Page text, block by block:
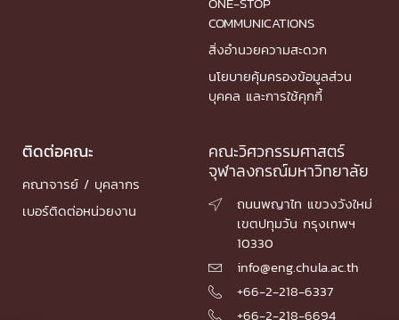
COMMUNICATIONS
สิ่งอำนวยความสะดวก
นโยบายคุ้มครองข้อมูลส่วน
บุคคล และการใช้คุกกี้
ติดต่อคณะ
คณาจารย์ / บุคลากร
เบอร์ติดต่อหน่วยงาน
คณะวิศวกรรมศาสตร์
จุฬาลงกรณ์มหาวิทยาลัย

ถนนพญาไท แขวงวังใหม่
เขตปทุมวัน กรุงเทพฯ
10330
 info@eng.chula.ac.th
 +66-2-218-6337
 +66-2-218-6694